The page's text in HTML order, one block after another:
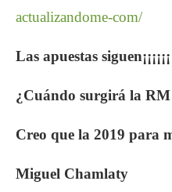
actualizandome-com/
Las apuestas
¿Cuándo surgirá la RM
Creo que la 2019 para
Miguel Chamlaty